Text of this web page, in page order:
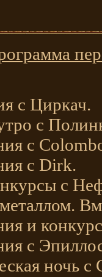
с Циркач.
с
с
с Dirk.
с
и
с
ночь с